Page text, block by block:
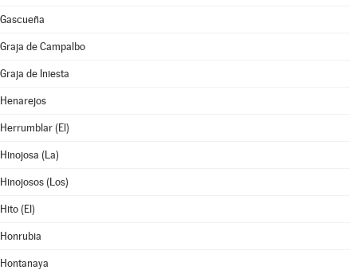
Gascueña
Graja de Campalbo
Graja de Iniesta
Henarejos
Herrumblar (El)
Hinojosa (La)
Hinojosos (Los)
Hito (El)
Honrubia
Hontanaya